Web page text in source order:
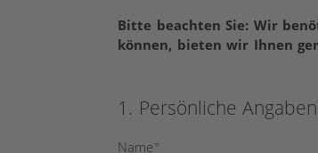
Bitte beachten Sie: Wir
können, bieten wir Ihnen
1. Persönliche Angaben
Name*